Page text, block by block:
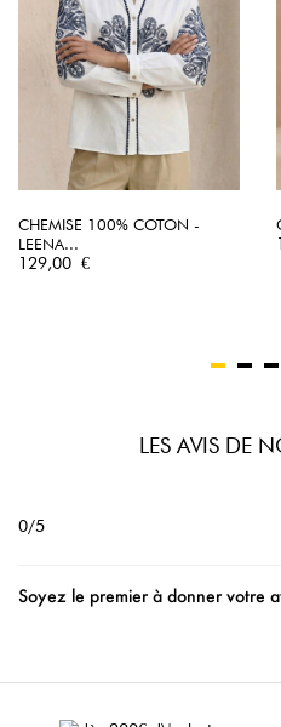
CHEMISE 100% COTON -
LEENA...
Prix
129,00 €
LES AVIS DE
0/5
Soyez le premier à donner votre